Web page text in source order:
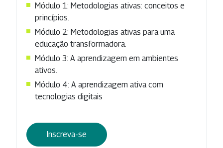
Módulo 1: Metodologias ativas: conceitos e
princípios.
Módulo 2: Metodologias ativas para uma
educação transformadora.
Módulo 3: A aprendizagem em ambientes
ativos.
Módulo 4: A aprendizagem ativa com
tecnologias digitais
Inscreva-se